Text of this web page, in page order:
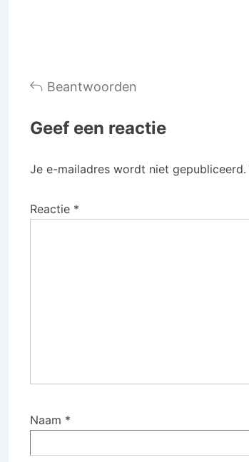
Beantwoorden
Geef een reactie
Je e-mailadres wordt niet gepubliceerd.
Reactie *
Naam *